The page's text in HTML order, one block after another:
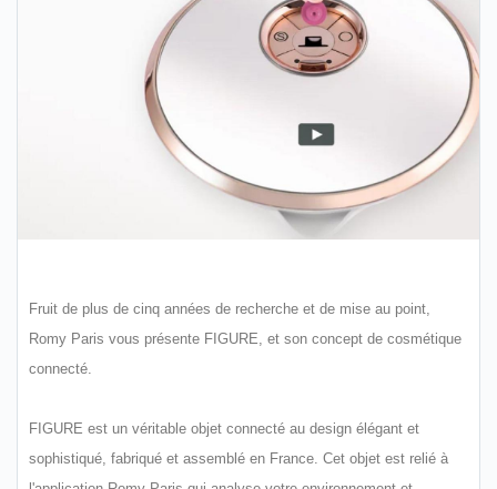
Fruit de plus de cinq années de recherche et de mise au point,
Romy Paris vous présente FIGURE, et son concept de cosmétique
connecté.
FIGURE est un véritable objet connecté au design élégant et
sophistiqué, fabriqué et assemblé en France. Cet objet est relié à